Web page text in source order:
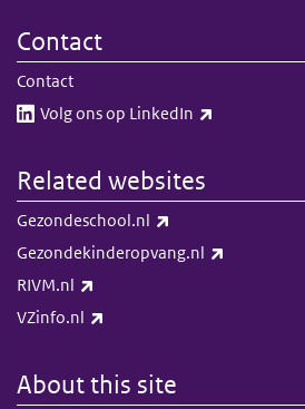
Contact
Contact
Volg ons op LinkedIn​​
Related websites
Gezondeschool.nl
Gezondekinderopvang.nl
RIVM.nl
VZinfo.nl
About this site